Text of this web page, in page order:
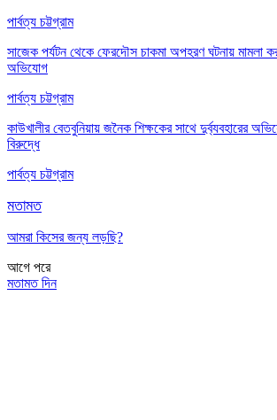
পার্বত্য চট্টগ্রাম
সাজেক পর্যটন থেকে ফেরদৌস চাকমা অপহরণ ঘটনায় মামলা
অভিযোগ
পার্বত্য চট্টগ্রাম
কাউখালীর বেতবুনিয়ায় জনৈক শিক্ষকের সাথে দুর্ব্যবহারের
বিরুদ্ধে
পার্বত্য চট্টগ্রাম
মতামত
আমরা কিসের জন্য লড়ছি?
আগে পরে
মতামত দিন